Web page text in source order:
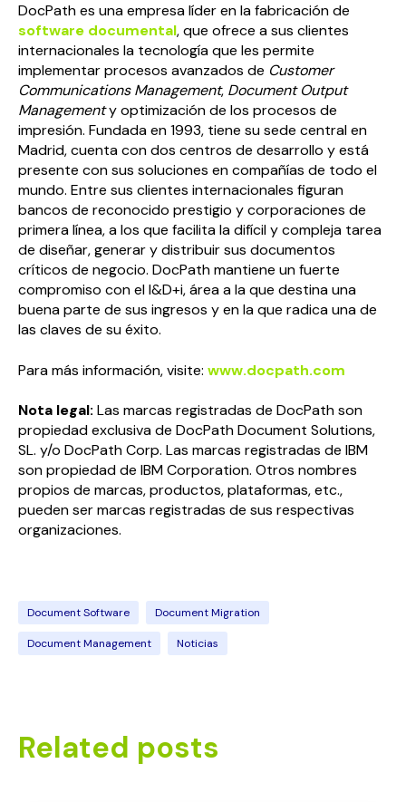
DocPath es una empresa líder en la fabricación de
software documental, que ofrece a sus clientes
internacionales la tecnología que les permite
implementar procesos avanzados de Customer
Communications Management, Document Output
Managementy optimización de los procesos de
impresión. Fundada en 1993, tiene su sede central en
Madrid, cuenta con dos centros de desarrollo y está
presente con sus soluciones en compañías de todo el
mundo. Entre sus clientes internacionales figuran
bancos de reconocido prestigio y corporaciones de
primera línea, a los que facilita la difícil y compleja tarea
de diseñar, generar y distribuir sus documentos
críticos de negocio. DocPath mantiene un fuerte
compromiso con el I&D+i, área a la que destina una
buena parte de sus ingresos y en la que radica una de
las claves de su éxito.
Para más información, visite: www.docpath.com
Nota legal: Las marcas registradas de DocPath son
propiedad exclusiva de DocPath Document Solutions,
SL. y/o DocPath Corp. Las marcas registradas de IBM
son propiedad de IBM Corporation. Otros nombres
propios de marcas, productos, plataformas, etc.,
pueden ser marcas registradas de sus respectivas
organizaciones.
Document Software Document Migration
Document Management Noticias
Related posts